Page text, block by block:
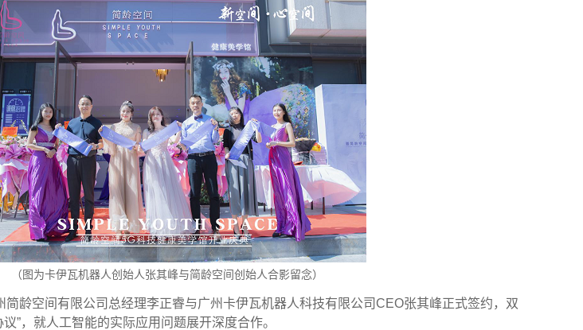
（图为卡伊瓦机器人创始人张其峰与简龄空间创始人合影留念）
龄空间有限公司总经理李正睿与广州卡伊瓦机器人科技有限公司CEO张其峰正式签约，双
议”，就人工智能的实际应用问题展开深度合作。